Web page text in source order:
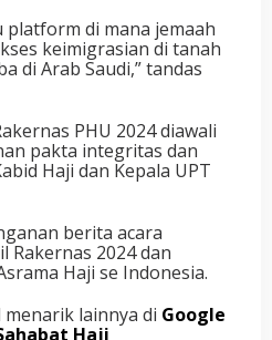
platform di mana jemaah
keimigrasian di tanah
di Arab Saudi,” tandas
PHU 2024 diawali
pakta integritas dan
Haji dan Kepala UPT
berita acara
Rakernas 2024 dan
Haji se Indonesia.
lainnya di Google
Haji